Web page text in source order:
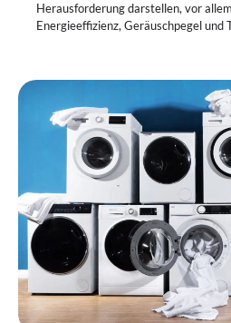
Herausforderung darstellen, vor
Energieeffizienz, Geräuschpegel